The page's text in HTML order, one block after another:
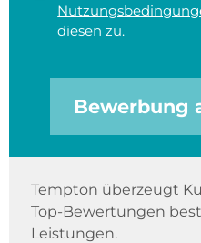
diesen zu.
Bewerbung
Tempton überzeugt
Top-Bewertungen
Leistungen.